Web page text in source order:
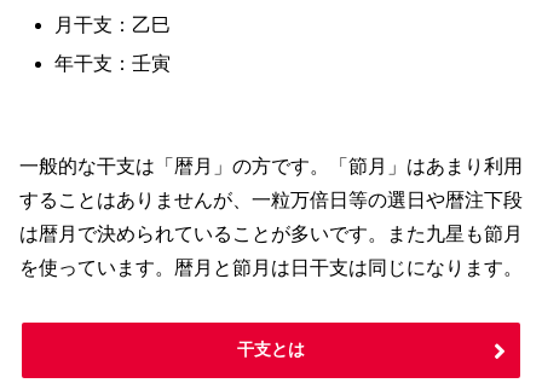
月干支：乙巳
年干支：壬寅
一般的な干支は「暦月」の方です。「節月」はあまり利用
することはありませんが、一粒万倍日等の選日や暦注下段
は暦月で決められていることが多いです。また九星も節月
を使っています。暦月と節月は日干支は同じになります。
干支とは